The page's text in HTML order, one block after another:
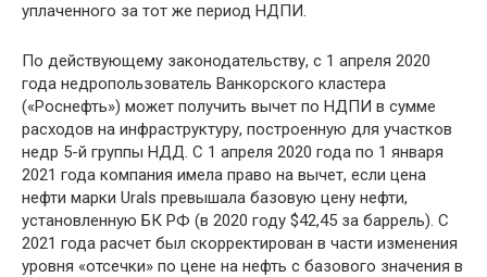
уплаченного за тот же период НДПИ.
По действующему законодательству, с 1 апреля 2020
года недропользователь Ванкорского кластера
(«Роснефть») может получить вычет по НДПИ в сумме
расходов на инфраструктуру, построенную для участков
недр 5-й группы НДД. С 1 апреля 2020 года по 1 января
2021 года компания имела право на вычет, если цена
нефти марки Urals превышала базовую цену нефти,
установленную БК РФ (в 2020 году $42,45 за баррель). С
2021 года расчет был скорректирован в части изменения
уровня «отсечки» по цене на нефть с базового значения в